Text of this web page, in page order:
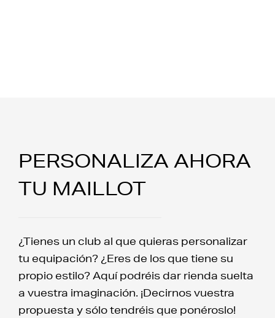
PERSONALIZA AHORA
TU MAILLOT
¿Tienes un club al que quieras personalizar
tu equipación? ¿Eres de los que tiene su
propio estilo? Aquí podréis dar rienda suelta
a vuestra imaginación. ¡Decirnos vuestra
propuesta y sólo tendréis que ponéroslo!